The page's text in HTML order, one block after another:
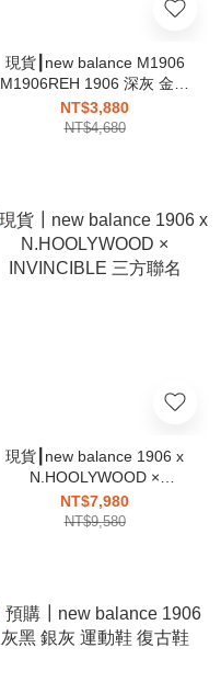
現貨┃new balance M1906
M1906REH 1906 深灰 金屬
灰 液態銀
NT$3,880
NT$4,680
現貨┃new balance 1906 x
N.HOOLYWOOD ×
INVINCIBLE 三方聯名
NT$7,980
NT$9,580